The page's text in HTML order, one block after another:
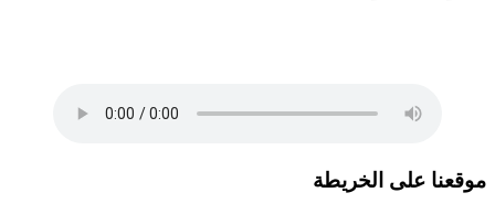
موقعنا على الخريطة